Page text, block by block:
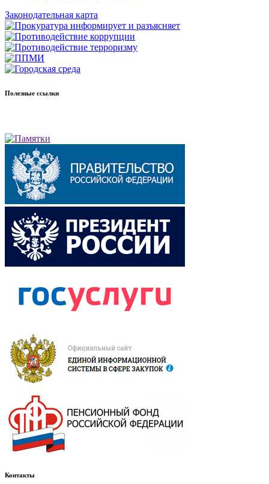
Законодательная карта
Полезные ссылки
Контакты